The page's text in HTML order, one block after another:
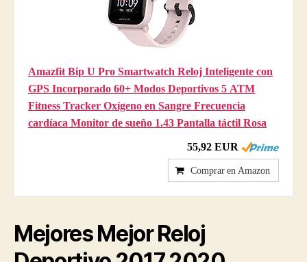
Amazfit Bip U Pro Smartwatch Reloj Inteligente con
GPS Incorporado 60+ Modos Deportivos 5 ATM
Fitness Tracker Oxígeno en Sangre Frecuencia
cardíaca Monitor de sueño 1.43 Pantalla táctil Rosa
55,92 EUR
Comprar en Amazon
MejoresMejor Reloj